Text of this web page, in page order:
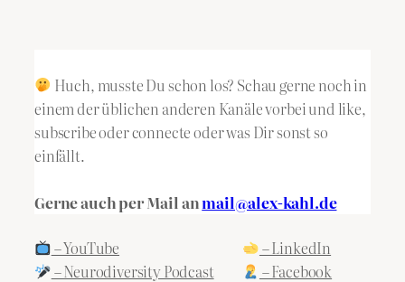
Huch, musste Du schon los? Schau gerne noch in
einem der üblichen anderen Kanäle vorbei und like,
subscribe oder connecte oder was Dir sonst so
einfällt.
Gerne auch per Mail anmail@alex-kahl.de
– YouTube
– Neurodiversity Podcast
– LinkedIn
– Facebook